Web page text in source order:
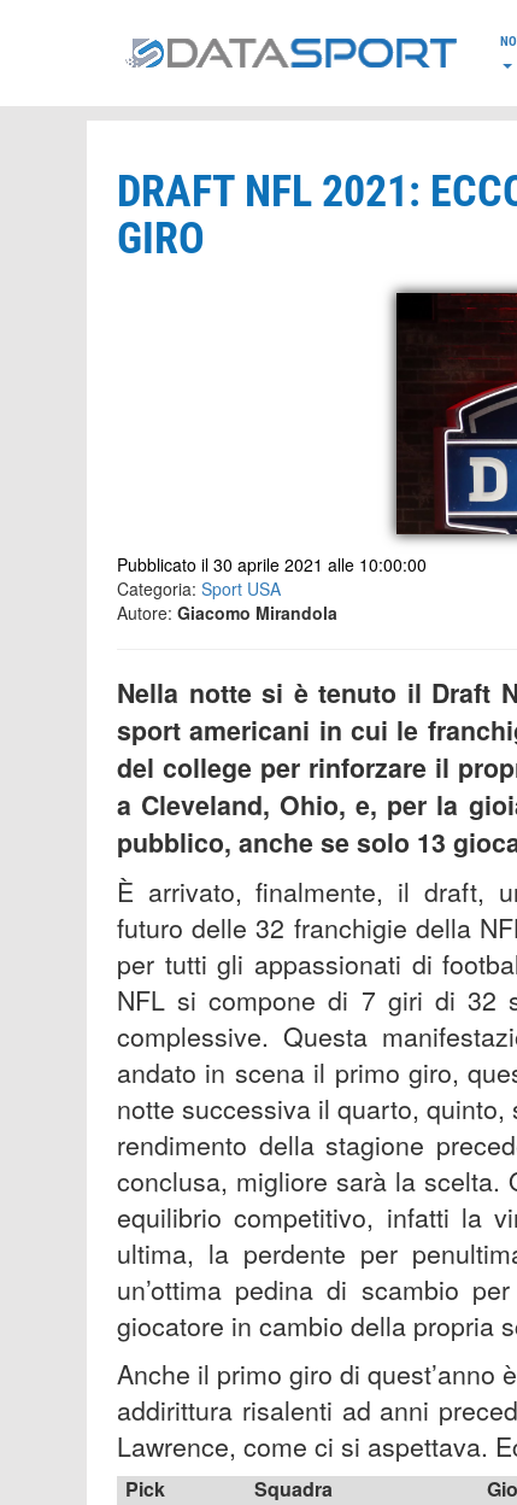
DRAFT NFL 2021:
GIRO
Pubblicato il 30 aprile 2021 alle 10:00:00
Categoria: Sport USA
Autore: Giacomo Mirandola
Nella notte si è tenuto il Draft
sport americani in cui le
del college per rinforzare il
a Cleveland, Ohio, e, per la
pubblico, anche se solo 13
È arrivato, finalmente, il draft,
futuro delle 32 franchigie della
per tutti gli appassionati di
NFL si compone di 7 giri di 32
complessive. Questa
andato in scena il primo giro,
notte successiva il quarto, quinto,
rendimento della stagione
conclusa, migliore sarà la scelta.
equilibrio competitivo, infatti la
ultima, la perdente per
un’ottima pedina di scambio
giocatore in cambio della propria
Anche il primo giro di quest’anno
addirittura risalenti ad anni
Lawrence, come ci si aspettava.
Pick Squadra